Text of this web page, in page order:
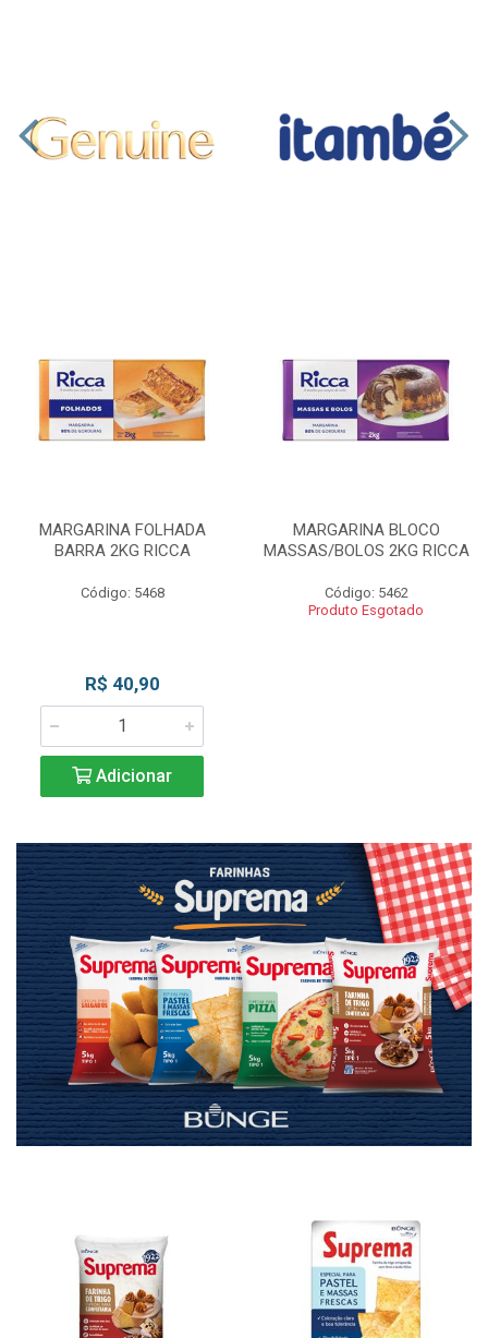
MARGARINA FOLHADA
BARRA 2KG RICCA
Código: 5468
R$ 40,90
Adicionar
MARGARINA BLOCO
MASSAS/BOLOS 2KG RICCA
Código: 5462
Produto Esgotado